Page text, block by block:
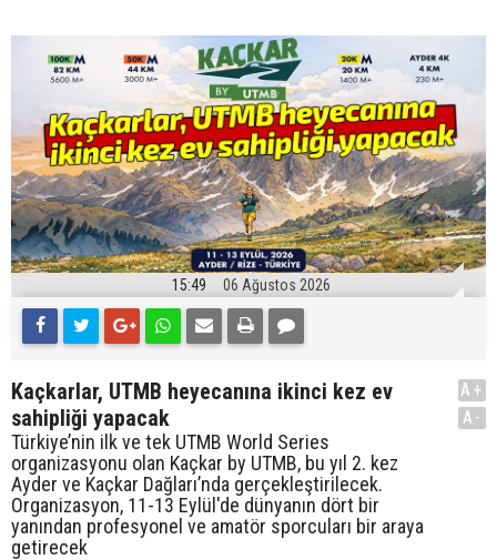
15:49 06 Ağustos 2026
Kaçkarlar, UTMB heyecanına ikinci kez ev
sahipliği yapacak
Türkiye’nin ilk ve tek UTMB World Series
organizasyonu olan Kaçkar by UTMB, bu yıl 2. kez
Ayder ve Kaçkar Dağları’nda gerçekleştirilecek.
Organizasyon, 11-13 Eylül'de dünyanın dört bir
yanından profesyonel ve amatör sporcuları bir araya
getirecek
A+
A-